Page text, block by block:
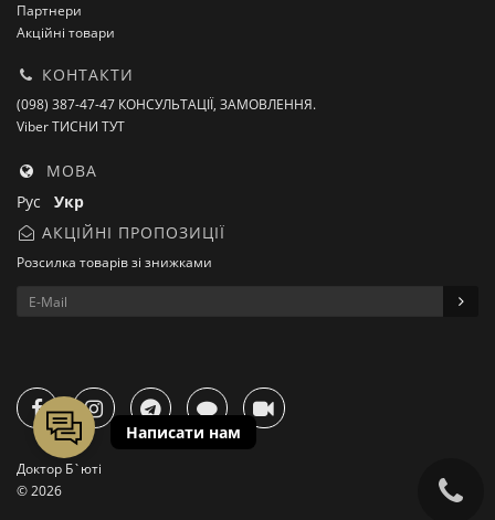
Партнери
Акційні товари
КОНТАКТИ
(098) 387-47-47 КОНСУЛЬТАЦІЇ, ЗАМОВЛЕННЯ.
Viber ТИСНИ ТУТ
МОВА
Рус Укр
АКЦІЙНІ ПРОПОЗИЦІЇ
Розсилка товарів зі знижками
Доктор Б`юті
© 2026